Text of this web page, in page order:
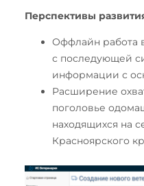
Перспективы
Оффлайн работа
с последующей
информации с
Расширение
поголовье
находящихся на
Красноярского